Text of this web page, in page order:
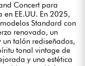
Concert para
EE.UU. En 2025,
Standard con
renovado, un
talón rediseñados,
tonal vintage de
y una estética